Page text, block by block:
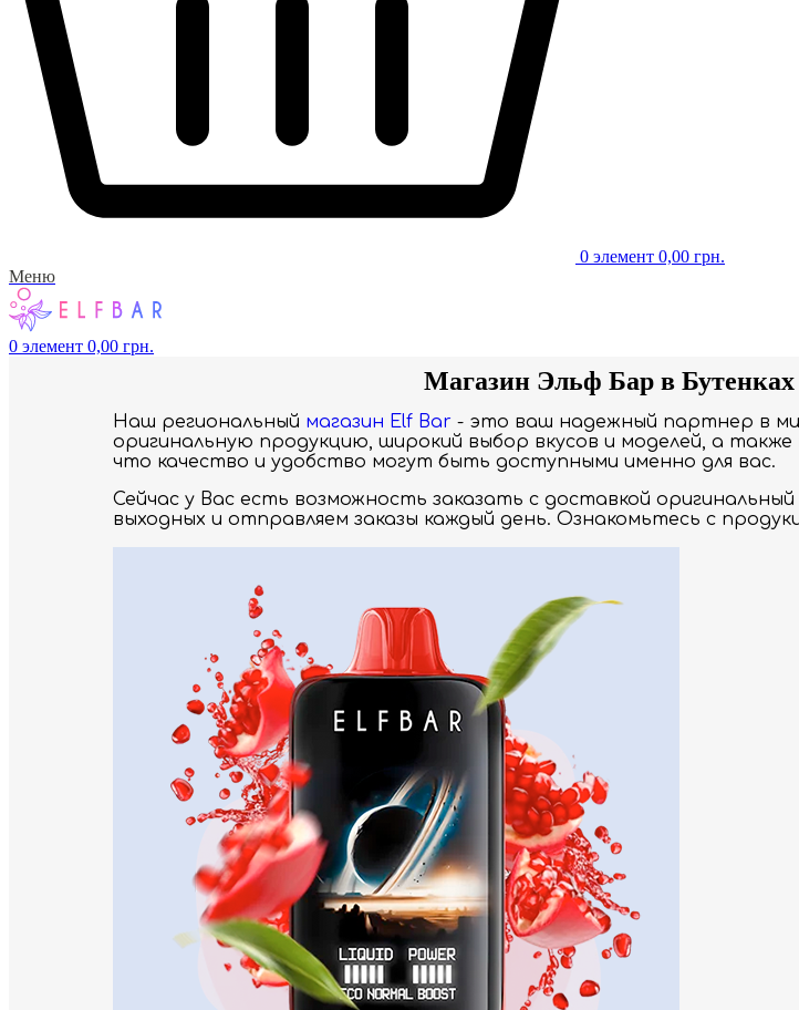
0 элемент 0,00 грн.
Меню
0 элемент 0,00 грн.
Магазин Эльф Бар в Бутенках
Наш региональный магазин Elf Bar - это ваш надежный партнер в
оригинальную продукцию, широкий выбор вкусов и моделей, а
что качество и удобство могут быть доступными именно для вас.
Сейчас у Вас есть возможность заказать с доставкой оригинальный
выходных и отправляем заказы каждый день. Ознакомьтесь с